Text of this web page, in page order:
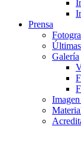
Prensa
Galería